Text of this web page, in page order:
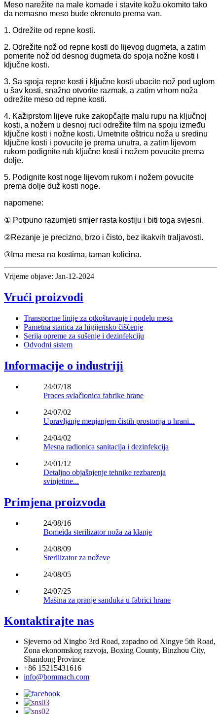
Meso narežite na male komade i stavite kožu okomito tako
da nemasno meso bude okrenuto prema van.
1. Odrežite od repne kosti.
2. Odrežite nož od repne kosti do lijevog dugmeta, a zatim
pomerite nož od desnog dugmeta do spoja nožne kosti i
ključne kosti.
3. Sa spoja repne kosti i ključne kosti ubacite nož pod uglom
u šav kosti, snažno otvorite razmak, a zatim vrhom noža
odrežite meso od repne kosti.
4. Kažiprstom lijeve ruke zakopčajte malu rupu na ključnoj
kosti, a nožem u desnoj ruci odrežite film na spoju između
ključne kosti i nožne kosti. Umetnite oštricu noža u sredinu
ključne kosti i povucite je prema unutra, a zatim lijevom
rukom podignite rub ključne kosti i nožem povucite prema
dolje.
5. Podignite kost noge lijevom rukom i nožem povucite
prema dolje duž kosti noge.
napomene:
① Potpuno razumjeti smjer rasta kostiju i biti toga svjesni.
②Rezanje je precizno, brzo i čisto, bez ikakvih traljavosti.
③Ima mesa na kostima, taman kolicina.
Vrijeme objave: Jan-12-2024
Vrući proizvodi
Transportne linije za otkoštavanje i podelu mesa
Pametna stanica za higijensko čišćenje
Serija opreme za sušenje i dezinfekciju
Odvodni sistem
Informacije o industriji
24/07/18
Proces svlačionica fabrike hrane
24/07/02
Upravljanje menjanjem čistih prostorija u hrani...
24/04/02
Mesna radionica sanitacija i dezinfekcija
24/01/12
Detaljno objašnjenje tehnike rezbarenja
svinjetine...
Primjena proizvoda
24/08/16
Bomeida sterilizator noža za klanje
24/08/09
Sterilizator za noževe
24/08/05
24/07/25
Mašina za pranje sanduka u fabrici hrane
Kontaktirajte nas
Sjeverno od Xingbo 3rd Road, zapadno od Xingye 5th Road,
Zona ekonomskog razvoja, Boxing County, Binzhou City,
Shandong Province
+86 15215431616
info@bommach.com